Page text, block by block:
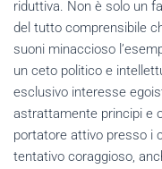
riduttiva. Non è solo un
del tutto comprensibile
suoni minaccioso
un ceto politico e
esclusivo interesse
astrattamente principi e
portatore attivo presso i
tentativo coraggioso,